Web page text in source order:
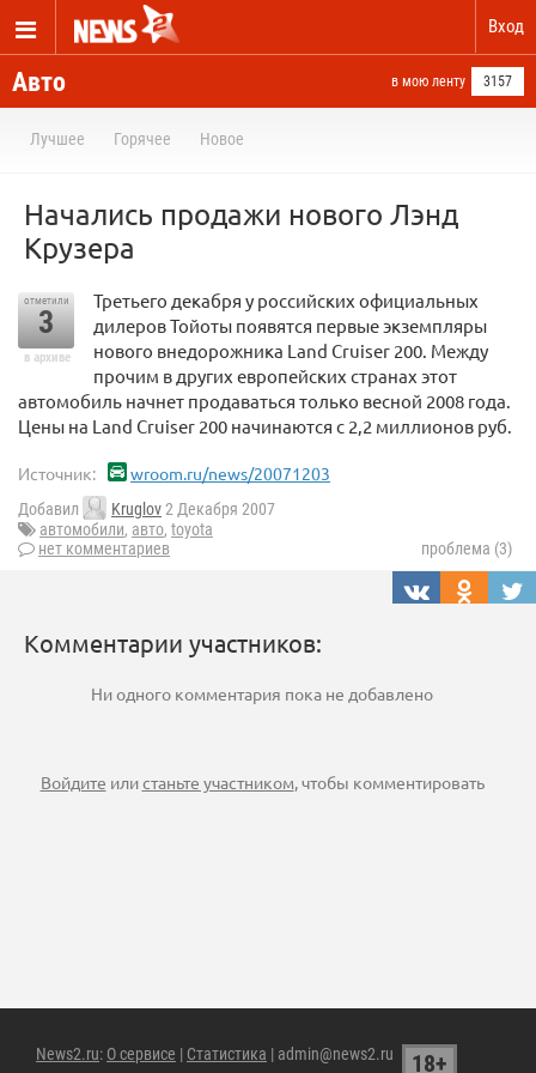
Вход
Авто в мою ленту 3157
Лучшее Горячее Новое
Начались продажи нового Лэнд
Крузера
отметили
3
в архиве
Третьего декабря у российских официальных
дилеров Тойоты появятся первые экземпляры
нового внедорожника Land Cruiser 200. Между
прочим в других европейских странах этот
автомобиль начнет продаваться только весной 2008 года.
Цены на Land Cruiser 200 начинаются с 2,2 миллионов руб.
Источник: wroom.ru/news/20071203
Добавил Kruglov2 Декабря 2007
автомобили, авто, toyota
нет комментариев
проблема (3)
Комментарии участников:
Ни одного комментария пока не добавлено
Войдите илистаньте участником, чтобы комментировать
News2.ru: О сервисе | Статистика | admin@news2.ru 18+